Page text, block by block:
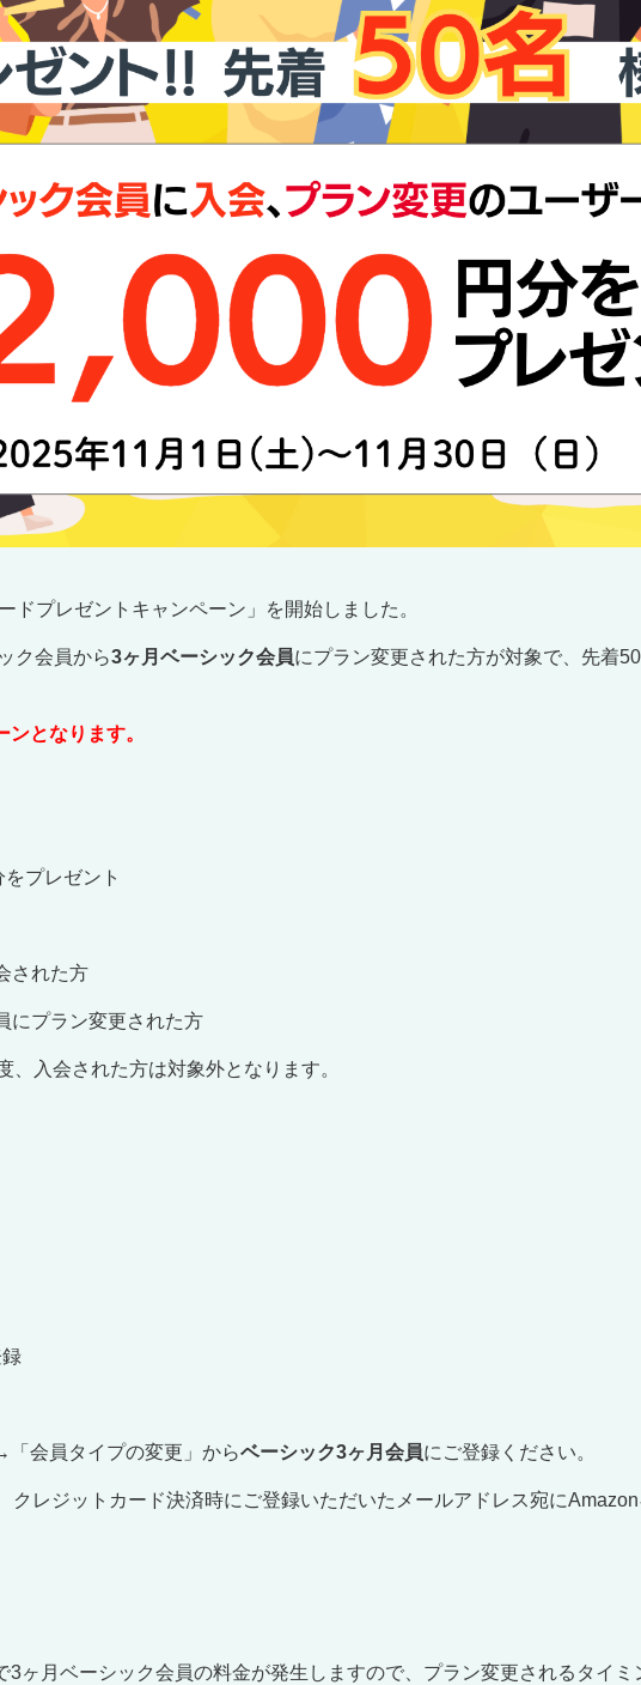
プレゼントキャンペーン」を開始しました。
ク会員から3ヶ月ベーシック会員にプラン変更された方が対象で、先着
となります。
プレゼント
された方
にプラン変更された方
入会された方は対象外となります。
会員タイプの変更」からベーシック3ヶ月会員にご登録ください。
クレジットカード決済時にご登録いただいたメールアドレス宛に
月ベーシック会員の料金が発生しますので、プラン変更されるタイミ